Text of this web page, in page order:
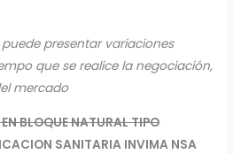
puede presentar variaciones
que se realice la negociación,
mercado
BLOQUE NATURALTIPO
SANITARIA INVIMA NSA